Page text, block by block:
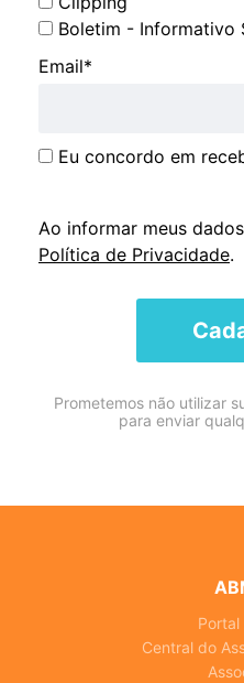
Boletim - Informativo
Email*
Eu concordo em
Ao informar meus
Política de Privacidade.
Prometemos não utilizar
para enviar
Portal
Central do